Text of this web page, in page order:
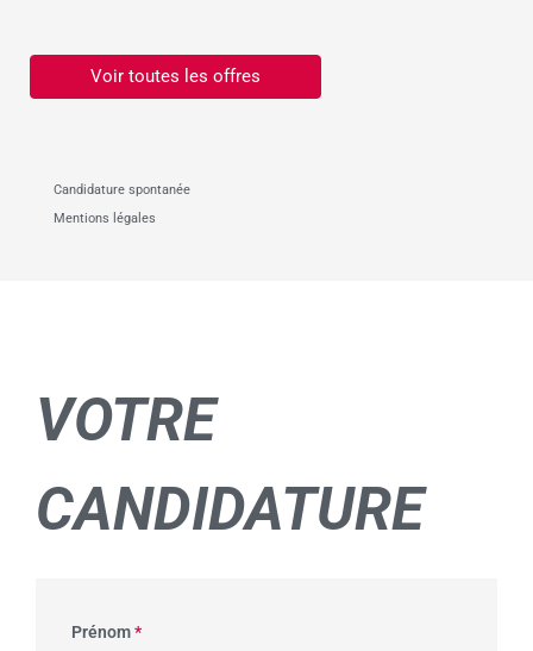
Voir toutes les offres
Candidature spontanée
Mentions légales
VOTRE
CANDIDATURE
Prénom*